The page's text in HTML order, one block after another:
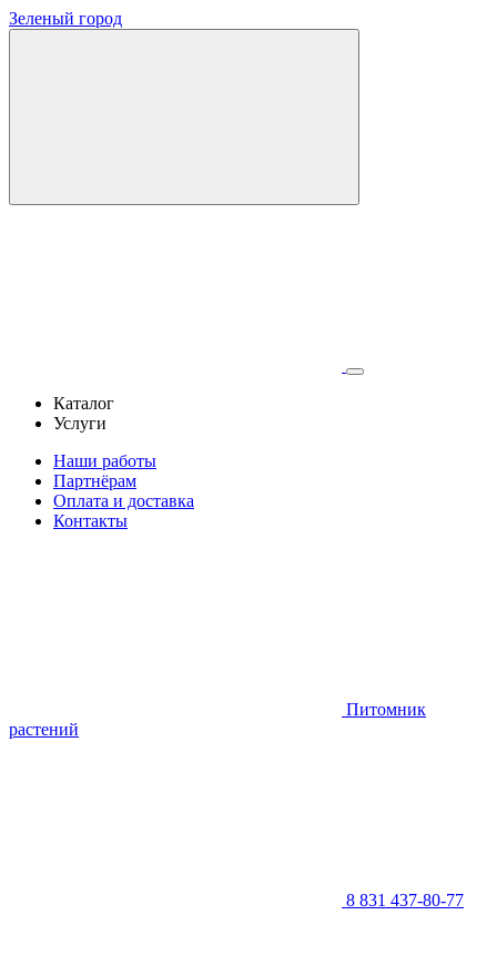
Зеленый город
Каталог
Услуги
Наши работы
Партнёрам
Оплата и доставка
Контакты
Питомник
растений
8 831 437-80-77